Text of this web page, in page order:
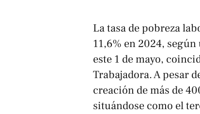
La tasa de pobreza
11,6% en 2024,
este 1 de mayo,
Trabajadora. A pesar
creación de más de
situándose como el